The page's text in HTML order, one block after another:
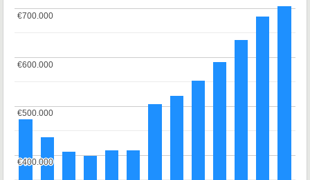
€400.000
€400.000
€500.000
€500.000
€600.000
€600.000
€700.000
€700.000